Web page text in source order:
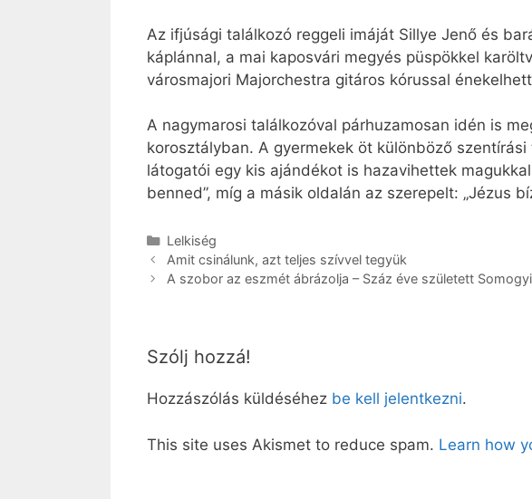
Az ifjúsági találkozó reggeli imáját Sillye Jenő és
káplánnal, a mai kaposvári megyés püspökkel
városmajori Ma­jor­­chestra gitáros kórussal
A nagymarosi találkozóval párhuzamosan idén is
korosztályban. A gyermekek öt különböző
látogatói egy kis ajándékot is hazavihettek
benned”, míg a másik oldalán az szerepelt: „Jézus
Kategória
Lelkiség
Amit csinálunk, azt teljes szívvel tegyük
A szobor az eszmét ábrázolja – Száz éve született
Szólj hozzá!
Hozzászólás küldéséhez be kell jelentkezni.
This site uses Akismet to reduce spam. Learn how